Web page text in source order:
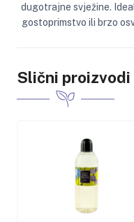
dugotrajne svježine.
gostoprimstvo ili brzo
Slični proizvodi